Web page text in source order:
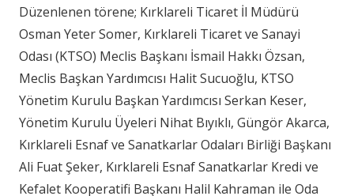
Düzenlenen törene; Kırklareli Ticaret İl Müdürü
Osman Yeter Somer, Kırklareli Ticaret ve Sanayi
Odası (KTSO) Meclis Başkanı İsmail Hakkı Özsan,
Meclis Başkan Yardımcısı Halit Sucuoğlu, KTSO
Yönetim Kurulu Başkan Yardımcısı Serkan Keser,
Yönetim Kurulu Üyeleri Nihat Bıyıklı, Güngör Akarca,
Kırklareli Esnaf ve Sanatkarlar Odaları Birliği Başkanı
Ali Fuat Şeker, Kırklareli Esnaf Sanatkarlar Kredi ve
Kefalet Kooperatifi Başkanı Halil Kahraman ile Oda